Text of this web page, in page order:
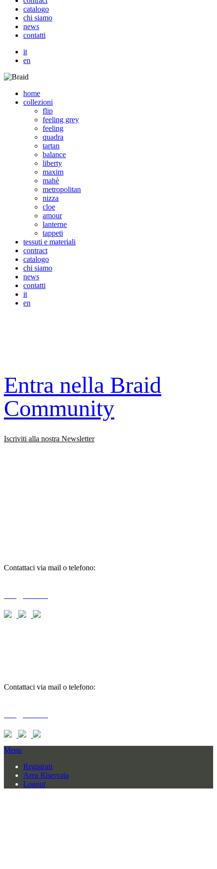
catalogo
chi siamo
news
contatti
it
en
home
collezioni
flip
feeling grey
feeling
quadra
tartan
balance
liberty
maxim
mahè
metropolitan
nizza
cloe
amour
lanterne
tappeti
tessuti e materiali
contract
catalogo
chi siamo
news
contatti
it
en
Entra nella Braid
Community
Iscriviti alla nostra Newsletter
Contattaci via mail o telefono:
Contattaci via mail o telefono:
Menu
Registrati
Area Riservata
Logout